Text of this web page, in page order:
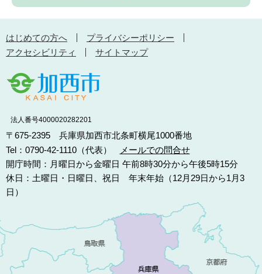
はじめての方へ
プライバシーポリシー
アクセシビリティ
サイトマップ
法人番号4000020282201
〒675-2395 兵庫県加西市北条町横尾1000番地
Tel：0790-42-1110（代表）
メールでの問合せ
開庁時間：月曜日から金曜日 午前8時30分から午後5時15分
休日：土曜日・日曜日、祝日 年末年始（12月29日から1月3
日）